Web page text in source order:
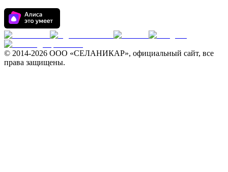
© 2014-2026 ООО «СЕЛАНИКАР», официальный сайт, все
права защищены.